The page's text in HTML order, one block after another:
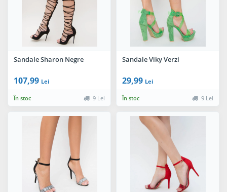
Sandale Sharon Negre
107,99 Lei
În stoc 9 Lei
Sandale Viky Verzi
29,99 Lei
În stoc 9 Lei